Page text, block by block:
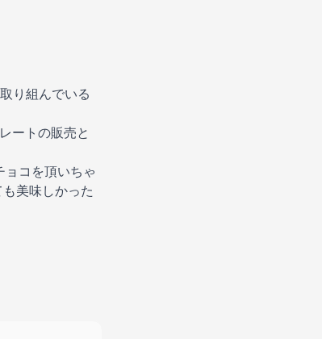
り組んでいる
ートの販売と
コを頂いちゃ
美味しかった